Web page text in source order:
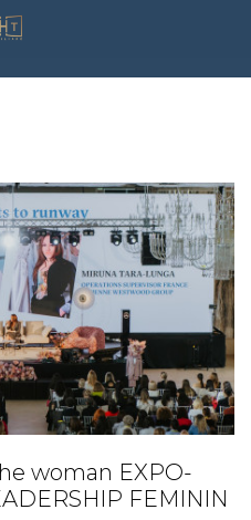
woman EXPO-
FEMININ